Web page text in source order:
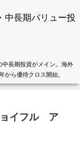
中長期バリュー投
長期投資がメイン。海外
ら優待クロス開始。
ョイフル ア